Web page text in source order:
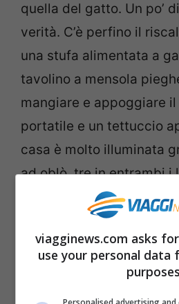
quella del gatto. Un po’
verità. C’è perfino il
una stufa alimentata a
tavolino a mensola
mangiare e appoggiare
portatile e un tettuccio
casa è molto illuminata
ad oblò, tre in entrambi i
finestra e ad un’altra
che si trova sul lato
viagginews.com asks
use your personal